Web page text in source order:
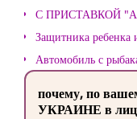
С ПРИСТАВКОЙ
Защитника ребенка
Автомобиль с
почему, по
УКРАИНЕ в